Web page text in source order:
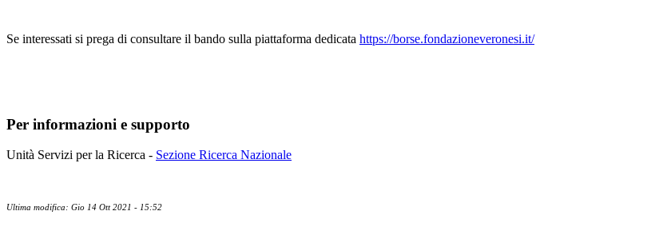
Se interessati si prega di consultare il bando sulla piattaforma dedicata https://borse.fondazioneveronesi.it/
Per informazioni e supporto
Unità Servizi per la Ricerca - Sezione Ricerca Nazionale
Ultima modifica: Gio 14 Ott 2021 - 15:52